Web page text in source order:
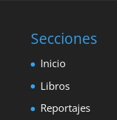
Secciones
Inicio
Libros
Reportajes